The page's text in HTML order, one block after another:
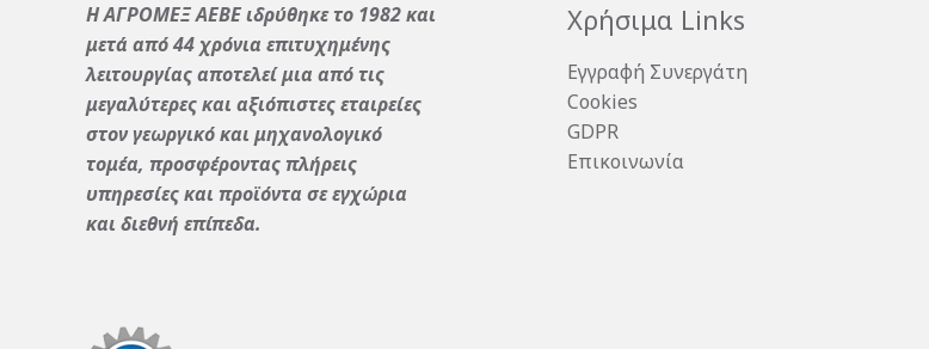
Η ΑΓΡΟΜΕΞ ΑΕΒΕ ιδρύθηκε το 1982 και
μετά από 44 χρόνια επιτυχημένης
λειτουργίας αποτελεί μια από τις
μεγαλύτερες και αξιόπιστες εταιρείες
στον γεωργικό και μηχανολογικό
τομέα, προσφέροντας πλήρεις
υπηρεσίες και προϊόντα σε εγχώρια
και διεθνή επίπεδα.
Χρήσιμα Links
Εγγραφή Συνεργάτη
Cookies
GDPR
Επικοινωνία